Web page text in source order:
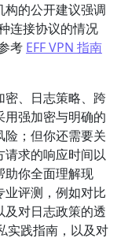
的公开建议强调
连接协议的情况
考 EFF VPN 指南
、日志策略、跨
强加密与明确的
；但你还需要关
求的响应时间以
助你全面理解现
评测，例如对比
对日志政策的透
实践指南，以及对